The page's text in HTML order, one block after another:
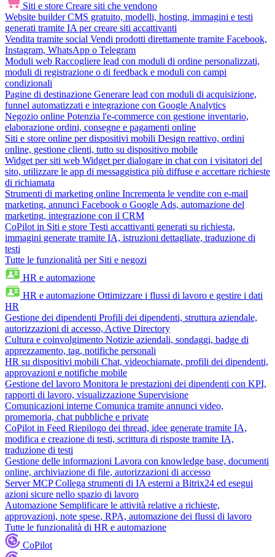
Siti e store Creare siti che vendono
Website builder CMS gratuito, modelli, hosting, immagini e testi
generati tramite IA per creare siti accattivanti
Vendita tramite social Vendi prodotti direttamente tramite Facebook,
Instagram, WhatsApp o Telegram
Moduli web Raccogliere lead con moduli di ordine personalizzati,
moduli di registrazione o di feedback e moduli con campi
condizionali
Pagine di destinazione Generare lead con moduli di acquisizione,
funnel automatizzati e integrazione con Google Analytics
Negozio online Potenzia l'e-commerce con gestione inventario,
elaborazione ordini, consegne e pagamenti online
Siti e store online per dispositivi mobili Design reattivo, ordini
online, gestione clienti, tutto su dispositivo mobile
Widget per siti web Widget per dialogare in chat con i visitatori del
sito, utilizzare le app di messaggistica più diffuse e accettare richieste
di richiamata
Strumenti di marketing online Incrementa le vendite con e-mail
marketing, annunci Facebook o Google Ads, automazione del
marketing, integrazione con il CRM
CoPilot in Siti e store Testi accattivanti generati su richiesta,
immagini generate tramite IA, istruzioni dettagliate, traduzione di
testi
Tutte le funzionalità per Siti e negozi
HR e automazione
HR e automazione Ottimizzare i flussi di lavoro e gestire i dati
HR
Gestione dei dipendenti Profili dei dipendenti, struttura aziendale,
autorizzazioni di accesso, Active Directory
Cultura e coinvolgimento Notizie aziendali, sondaggi, badge di
apprezzamento, tag, notifiche personali
HR su dispositivi mobili Chat, videochiamate, profili dei dipendenti,
approvazioni e notifiche mobile
Gestione del lavoro Monitora le prestazioni dei dipendenti con KPI,
rapporti di lavoro, visualizzazione Supervisione
Comunicazioni interne Comunica tramite annunci video,
promemoria, chat pubbliche e private
CoPilot in Feed Riepilogo dei thread, idee generate tramite IA,
modifica e creazione di testi, scrittura di risposte tramite IA,
traduzione di testi
Gestione delle informazioni Lavora con knowledge base, documenti
online, archiviazione di file, autorizzazioni di accesso
Server MCP Collega strumenti di IA esterni a Bitrix24 ed esegui
azioni sicure nello spazio di lavoro
Automazione Semplificare le attività relative a richieste,
approvazioni, note spese, RPA, automazione dei flussi di lavoro
Tutte le funzionalità di HR e automazione
CoPilot